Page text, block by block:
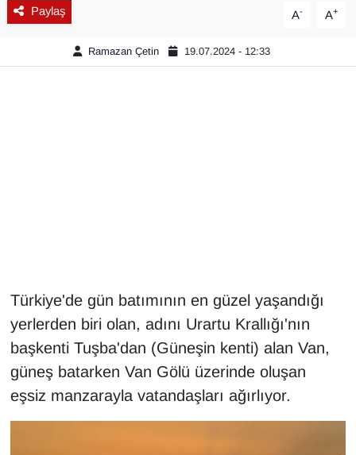
Paylaş A- A+
Ramazan Çetin 19.07.2024 - 12:33
Türkiye'de gün batımının en güzel yaşandığı
yerlerden biri olan, adını Urartu Krallığı'nın
başkenti Tuşba'dan (Güneşin kenti) alan Van,
güneş batarken Van Gölü üzerinde oluşan
eşsiz manzarayla vatandaşları ağırlıyor.
EKONOMİ
Eleman
Haber
HABERDE İNSAN
İngilizce
Kadın